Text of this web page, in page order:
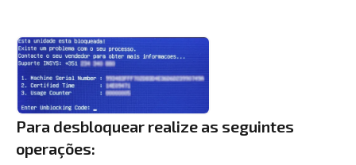
Para desbloquear realize as seguintes
operações: